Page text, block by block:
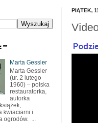
PIĄTEK,
**
Marta Gessler
Marta Gessler
(ur. 2 lutego
1960) – polska
restauratorka,
autorka
kwiaciarni i
ogrodów. ...